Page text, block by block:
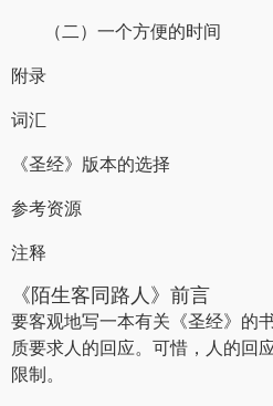
（二）一个方便的时间
附录
词汇
《圣经》版本的选择
参考资源
注释
《陌生客同路人》前言
要客观地写一本有关《圣经》的
质要求人的回应。可惜，人的回
限制。